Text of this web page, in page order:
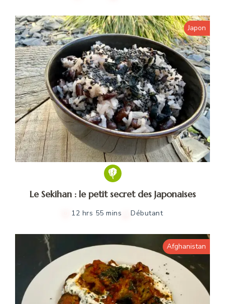
Japon
Le Sekihan : le petit secret des Japonaises
12 hrs 55 mins Débutant
Afghanistan